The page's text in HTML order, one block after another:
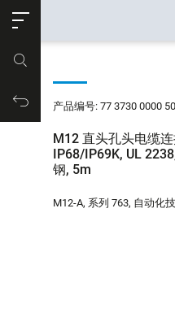
购物车产品编号: 77 3730 0000
M12 直头孔头电缆
IP68/IP69K, UL
钢, 5m
M12-A, 系列 763, 自动化